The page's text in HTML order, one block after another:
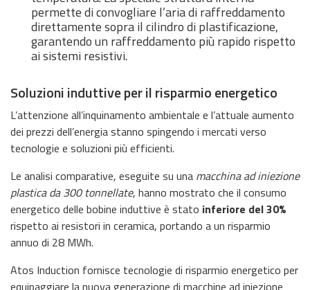
permette di convogliare l’aria di raffreddamento
direttamente sopra il cilindro di plastificazione,
garantendo un raffreddamento più rapido rispetto
ai sistemi resistivi.
Soluzioni induttive per il risparmio energetico
L’attenzione all’inquinamento ambientale e l’attuale aumento
dei prezzi dell’energia stanno spingendo i mercati verso
tecnologie e soluzioni più efficienti.
Le analisi comparative, eseguite su una macchina ad iniezione
plastica da 300 tonnellate, hanno mostrato che il consumo
energetico delle bobine induttive è stato inferiore del 30%
rispetto ai resistori in ceramica, portando a un risparmio
annuo di 28 MWh.
Atos Induction fornisce tecnologie di risparmio energetico per
equipaggiare la nuova generazione di macchine ad iniezione